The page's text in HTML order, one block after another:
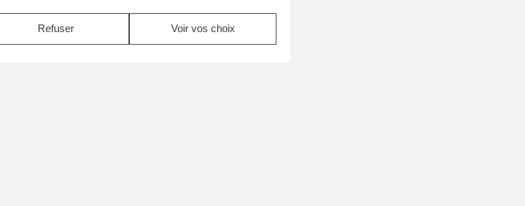
Refuser Voir vos choix
piscine nucléaire.